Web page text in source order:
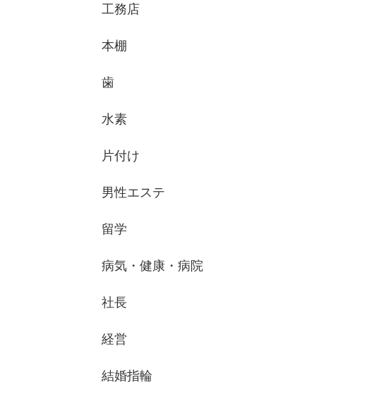
工務店
本棚
歯
水素
片付け
男性エステ
留学
病気・健康・病院
社長
経営
結婚指輪